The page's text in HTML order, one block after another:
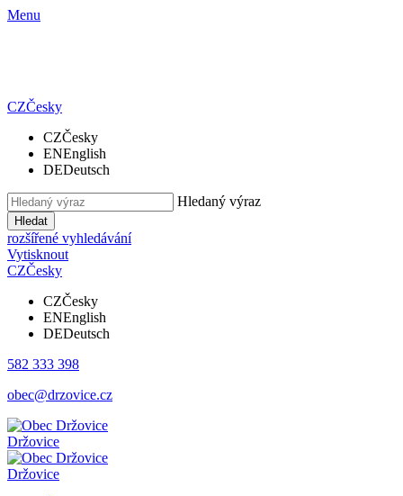
Menu
CZČesky
CZČesky
ENEnglish
DEDeutsch
Hledaný výraz
Hledat
rozšířené vyhledávání
Vytisknout
CZČesky
CZČesky
ENEnglish
DEDeutsch
582 333 398
obec@drzovice.cz
Držovice
Držovice